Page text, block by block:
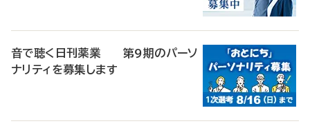
音で聴く日刊薬業 第9期のパーソ
ナリティを募集します